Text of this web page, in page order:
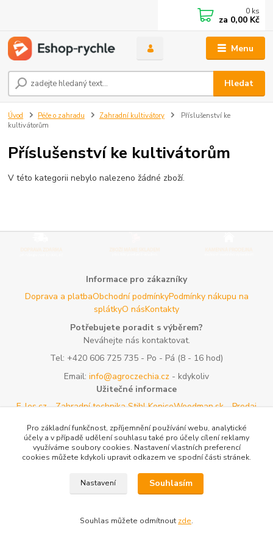
Menu
Hledat
0 ks
za 0,00 Kč
Úvod Péče o zahradu Zahradní kultivátory
Příslušenství ke
kultivátorům
Příslušenství ke kultivátorům
V této kategorii nebylo nalezeno žádné zboží.
Informace pro zákazníky
Doprava a platbaObchodní podmínkyPodmínky nákupu na
splátkyO násKontakty
Potřebujete poradit s výběrem?
Neváhejte nás kontaktovat.
Tel: +420 606 725 735 - Po - Pá (8 - 16 hod)
Email: info@agroczechia.cz - kdykoliv
Užitečné informace
E-les.cz - Zahradní technika Stihl KoniceWoodman.sk - Predaj
smlouvyReklamace a vrácení zbožíRady a tipyTabulky rozměrů
oblečení a obuviMapa stránek
Pro základní funkčnost, zpříjemnění používání webu, analytické
účely a v případě udělení souhlasu také pro účely cílení reklamy
využíváme soubory cookies. Nastavení vlastních preferencí
cookies můžete kdykoli upravit odkazem ve spodní části stránek.
Nastavení Souhlasím
Souhlas můžete odmítnout zde.